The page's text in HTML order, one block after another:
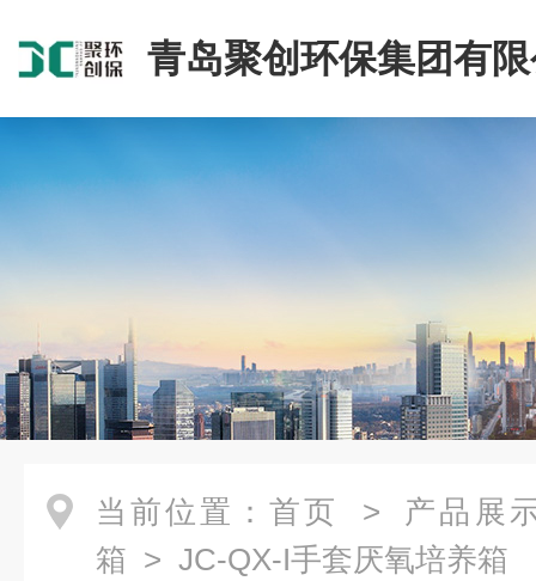
青岛聚创环保集团有
当前位置： 首页 > 产品展
箱 > JC-QX-I手套厌氧培养箱